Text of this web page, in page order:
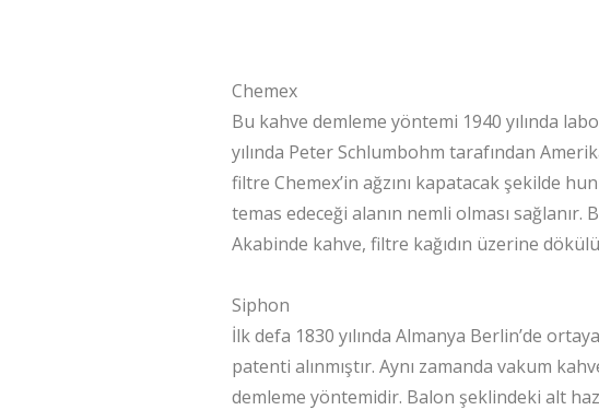
Chemex
Bu kahve demleme yöntemi 1940 yılında
yılında Peter Schlumbohm tarafından
filtre Chemex’in ağzını kapatacak şekilde
temas edeceği alanın nemli olması
Akabinde kahve, filtre kağıdın üzerine
Siphon
İlk defa 1830 yılında Almanya Berlin’de
patenti alınmıştır. Aynı zamanda vakum
demleme yöntemidir. Balon şeklindeki alt